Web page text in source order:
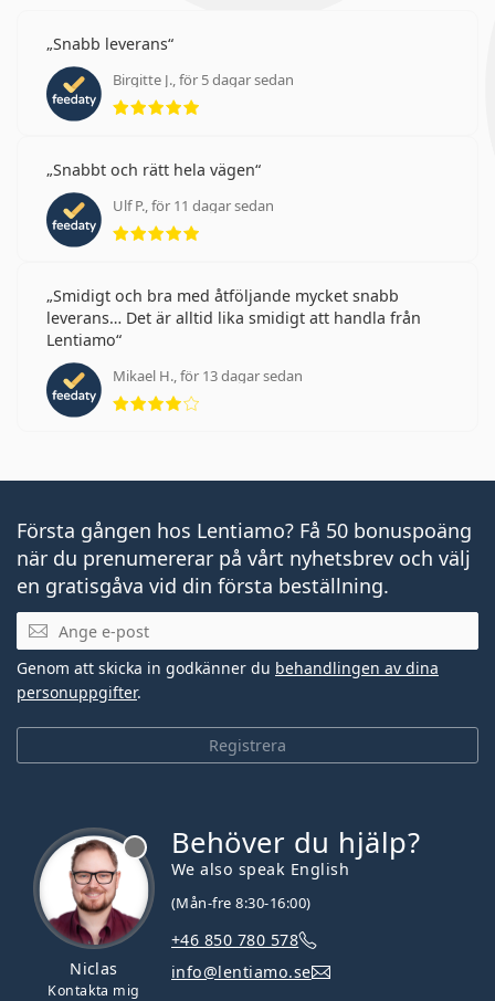
Snabb leverans
Birgitte J., för 5 dagar sedan
Betyg 5 av 5
Snabbt och rätt hela vägen
Ulf P., för 11 dagar sedan
Betyg 5 av 5
Smidigt och bra med åtföljande mycket snabb
leverans… Det är alltid lika smidigt att handla från
Lentiamo
Mikael H., för 13 dagar sedan
Betyg 4 av 5
Första gången hos Lentiamo? Få 50 bonuspoäng
när du prenumererar på vårt nyhetsbrev och välj
en gratisgåva vid din första beställning.
Mejladress
Registrera
Genom att skicka in godkänner du behandlingen av dina
personuppgifter.
Niclas
Kontakta mig
Behöver du hjälp?
We also speak English
(Mån-fre 8:30-16:00)
+46 850 780 578
info@lentiamo.se